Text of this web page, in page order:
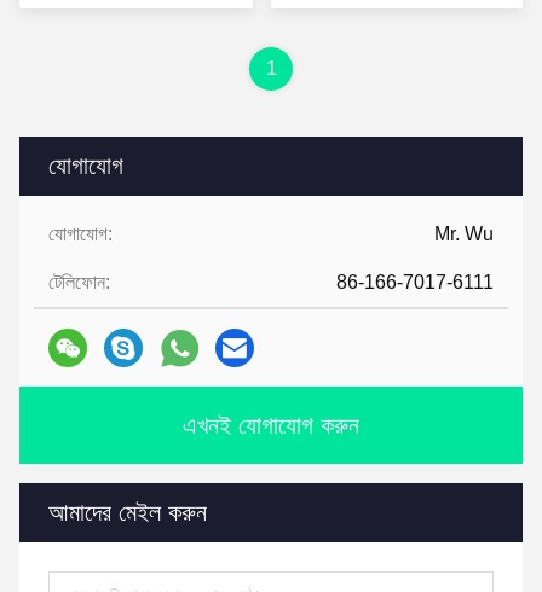
যোগাযোগ
যোগাযোগ: Mr. Wu
টেলিফোন: 86-166-7017-6111
এখনই যোগাযোগ করুন
আমাদের মেইল করুন
1